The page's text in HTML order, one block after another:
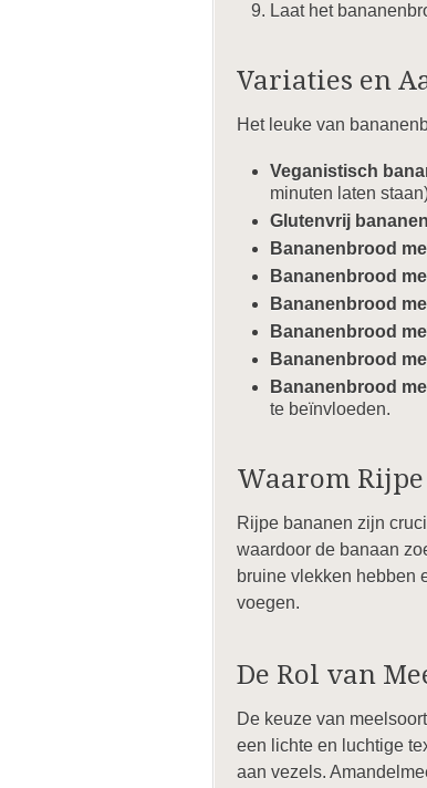
Laat het
Variaties en
Het leuke van
Veganistisch
minuten laten
Glutenvrij
Bananenbrood
Bananenbrood
Bananenbrood
Bananenbrood
Bananenbrood
Bananenbrood
te beïnvloeden.
Waarom
Rijpe bananen zijn
waardoor de banaan
bruine vlekken hebben
voegen.
De Rol van
De keuze van
een lichte en luchtige
aan vezels.